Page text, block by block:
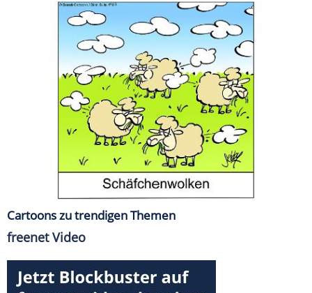
Cartoons zu trendigen Themen
freenet Video